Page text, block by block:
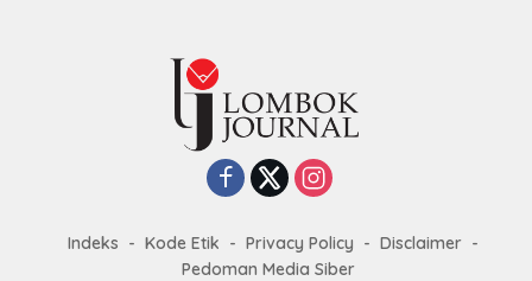
Indeks Kode Etik Privacy Policy
Disclaimer
Pedoman Media Siber